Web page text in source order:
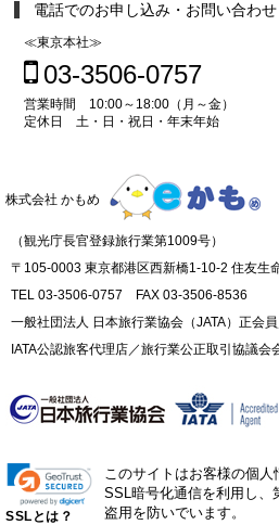
電話でのお申し込み・お問い合わせ
≪東京本社≫
03-3506-0757
営業時間 10:00～18:00（月～金）
定休日 土・日・祝日・年末年始
株式会社 かもめ
（観光庁長官登録旅行業第1009号）
〒105-0003 東京都港区西新橋1-10-2 住友生
TEL 03-3506-0757 FAX 03-3506-8536
一般社団法人 日本旅行業協会（JATA）正会員
IATA公認旅客代理店／旅行業公正取引協議会
SSLとは？
このサイトはお客様の個
SSL暗号化通信を利用し、
盗用を防いでいます。